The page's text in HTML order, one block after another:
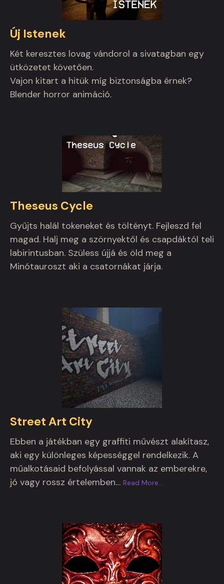
Új Istenek
Két keresztes lovag vándorol a sivatagban egy
ütközetet követően.
Vajon kitart a hitük míg biztonságba érnek?
Blender horror animáció.
Theseus Cycle
Gyűjts halál tokeneket és töltényt. Fejleszd fel
magad. Halj meg a szörnyektől és csapdáktól teli
labirintusban. Szüless újjá és öld meg a
Minótauroszt aki a csatornákat járja.
Street Art City
Ebben a játékban egy graffiti művészt alakítasz,
aki egy különleges képességgel rendelkezik. A
műalkotásaid befolyással vannak az emberekre,
jó vagy rossz értelemben… Read More…